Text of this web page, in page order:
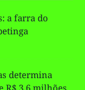
a farra do
determina
R$ 3,6 milhões